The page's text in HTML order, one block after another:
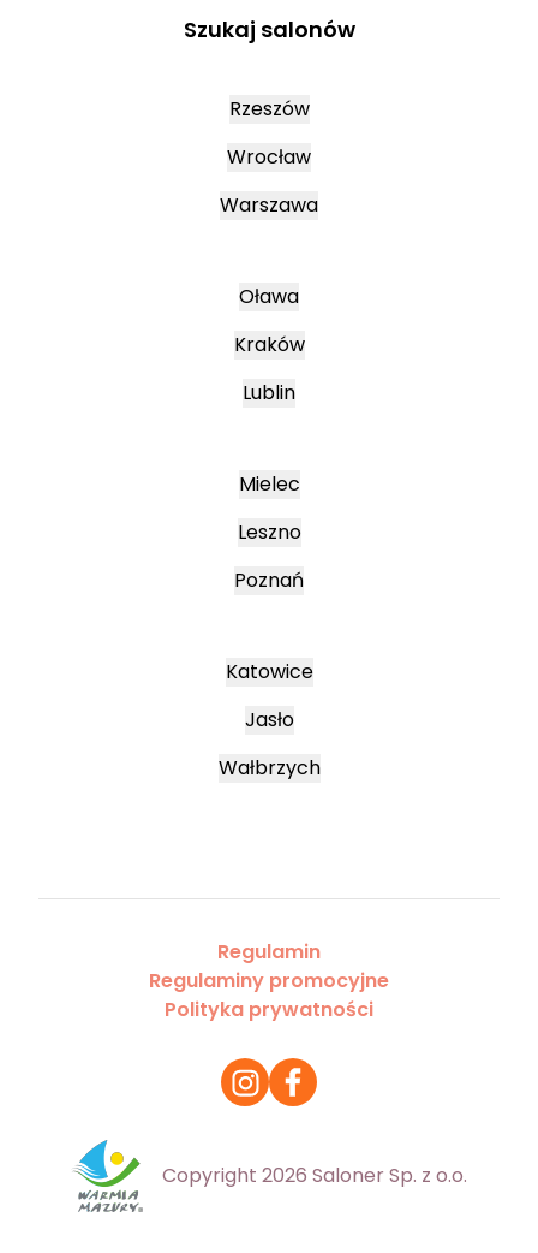
Szukaj salonów
Rzeszów
Wrocław
Warszawa
Oława
Kraków
Lublin
Mielec
Leszno
Poznań
Katowice
Jasło
Wałbrzych
Regulamin
Regulaminy promocyjne
Polityka prywatności
Copyright 2026 Saloner Sp. z o.o.